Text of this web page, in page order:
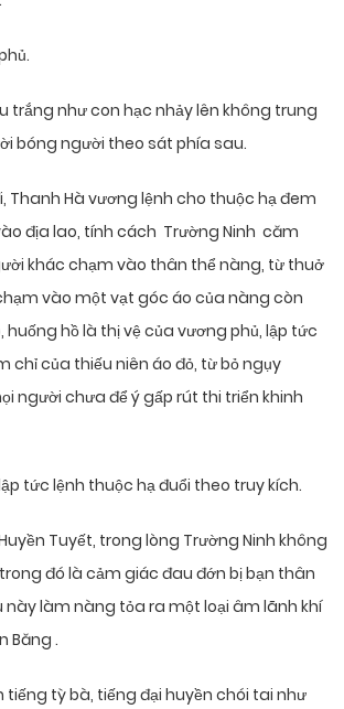
trắng như con hạc nhảy lên không trung
bóng người theo sát phía sau.
Thanh Hà vương lệnh cho thuộc hạ đem
địa lao, tính cách Trường Ninh căm
khác chạm vào thân thể nàng, từ thuở
vào một vạt góc áo của nàng còn
hồ là thị vệ của vương phủ, lập tức
chỉ của thiếu niên áo đỏ, từ bỏ ngụy
người chưa để ý gấp rút thi triển khinh
tức lệnh thuộc hạ đuổi theo truy kích.
Tuyết, trong lòng Trường Ninh không
đó là cảm giác đau đớn bị bạn thân
này làm nàng tỏa ra một loại âm lãnh khí
Băng .
tiếng tỳ bà, tiếng đại huyền chói tai như